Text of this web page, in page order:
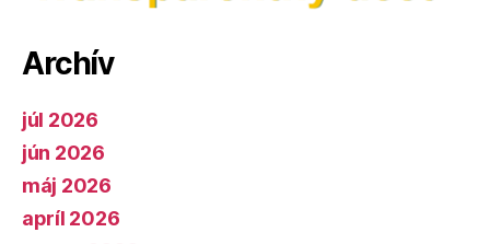
Archív
júl 2026
jún 2026
máj 2026
apríl 2026